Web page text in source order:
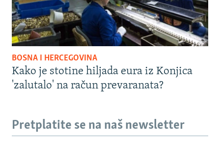
BOSNA I HERCEGOVINA
Kako je stotine hiljada eura iz Konjica
'zalutalo' na račun prevaranata?
Pretplatite se na naš newsletter